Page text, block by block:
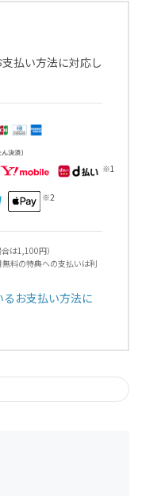
払い方法に対応し
は1,100円）
料の特典への支払いは利
お支払い方法に